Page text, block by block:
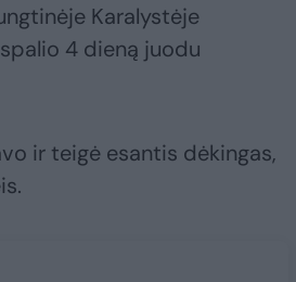
Karalystėje
4 dieną juodu
ir teigė esantis dėkingas,